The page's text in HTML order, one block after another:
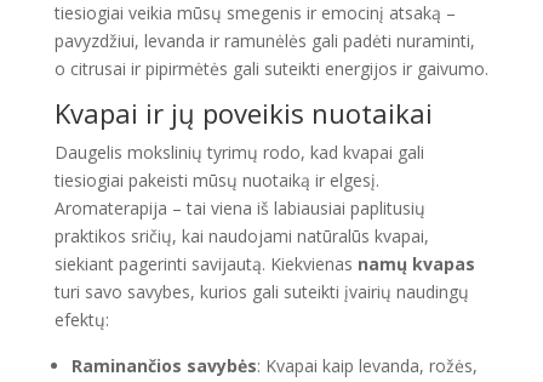
tiesiogiai veikia mūsų smegenis ir emocinį atsaką –
pavyzdžiui, levanda ir ramunėlės gali padėti nuraminti,
o citrusai ir pipirmėtės gali suteikti energijos ir gaivumo.
Kvapai ir jų poveikis nuotaikai
Daugelis mokslinių tyrimų rodo, kad kvapai gali
tiesiogiai pakeisti mūsų nuotaiką ir elgesį.
Aromaterapija – tai viena iš labiausiai paplitusių
praktikos sričių, kai naudojami natūralūs kvapai,
siekiant pagerinti savijautą. Kiekvienas namų kvapas
turi savo savybes, kurios gali suteikti įvairių naudingų
efektų:
Raminančios savybės: Kvapai kaip levanda, rožės,